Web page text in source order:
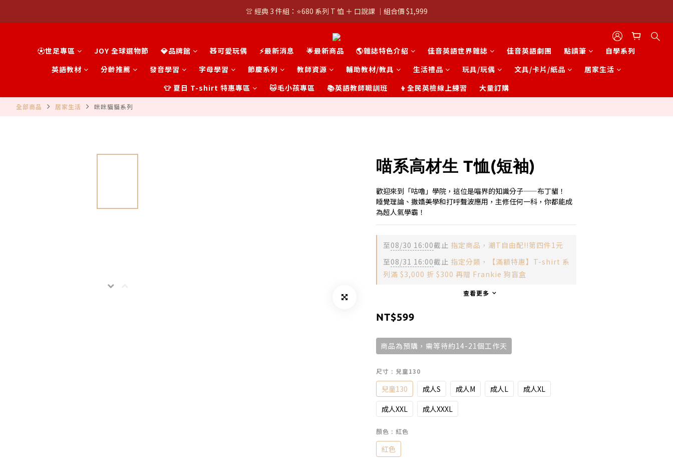
👚 經典 3 件組：⭐680 系列 T 恤 ＋ 口說課 ｜組合價 $1,999
👚 經典 3 件組：⭐680 系列 T 恤 ＋ 口說課 ｜組合價 $1,999
潮T任選兩件$1000
👚 經典 3 件組：⭐680 系列 T 恤 ＋ 口說課 ｜組合價 $1,999
⚽世足專區 JOY 全球選物節 💎品牌館 🧸可愛玩偶 ⚡最新消息 🌟最新商品 🌎雜誌特色介紹 佳音英語世界雜誌 佳音英語劇團 點讀筆
自學系列
英語教材
分齡推薦 發音學習 字母學習 節慶系列 教師資源 輔助教材/教具 生活禮品 玩具/玩偶 文具/卡片/紙品
居家生活
👕 夏日 T-shirt 特惠專區
🐱毛小孩專區 📚英語教師職訓班 👦全民英檢線上練習 大量訂購
全部商品 居家生活 咪咪貓貓系列
喵系高材生 T恤(短袖)
歡迎來到「咕嚕」學院，這位是喵界的知識分子——布丁貓！
睡覺理論、撒嬌美學和打呼聲波應用，主修任何一科，你都能成
為超人氣學霸！
至08/30 16:00截止 指定商品，潮T自由配!!第四件1元
至08/31 16:00截止 指定分類，【滿額特惠】T-shirt 系
列滿 $3,000 折 $300 再贈 Frankie 狗盲盒
查看更多
NT$599
商品為預購，需等待約14-21個工作天
尺寸 : 兒童130
兒童130 成人S 成人M 成人L
成人XL
成人XXL
成人XXXL
顏色 : 紅色
紅色